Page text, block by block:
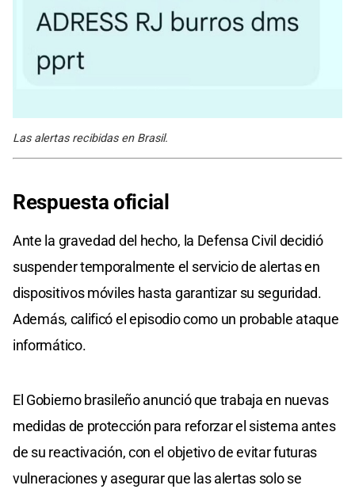
Las alertas recibidas en Brasil.
Respuesta oficial
Ante la gravedad del hecho, la Defensa Civil decidió
suspender temporalmente el servicio de alertas en
dispositivos móviles hasta garantizar su seguridad.
Además, calificó el episodio como un probable ataque
informático.
El Gobierno brasileño anunció que trabaja en nuevas
medidas de protección para reforzar el sistema antes
de su reactivación, con el objetivo de evitar futuras
vulneraciones y asegurar que las alertas solo se